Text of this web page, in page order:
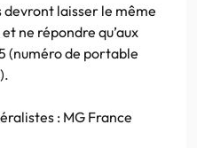
laisser le même
ne répondre qu’aux
(numéro de portable
: MG France